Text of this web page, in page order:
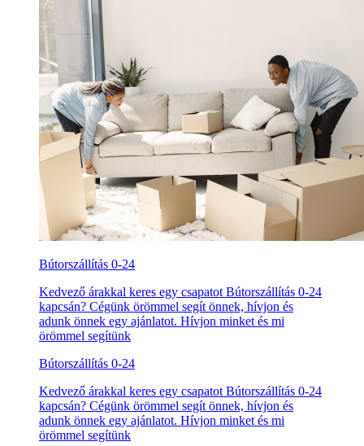
Bútorszállítás 0-24
Kedvező árakkal keres egy csapatot Bútorszállítás 0-24
kapcsán? Cégünk örömmel segít önnek, hívjon és
adunk önnek egy ajánlatot. Hívjon minket és mi
örömmel segítünk
Bútorszállítás 0-24
Kedvező árakkal keres egy csapatot Bútorszállítás 0-24
kapcsán? Cégünk örömmel segít önnek, hívjon és
adunk önnek egy ajánlatot. Hívjon minket és mi
örömmel segítünk